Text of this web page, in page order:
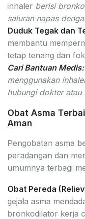
inhaler berisi
saluran napas
Duduk Tegak dan
membantu
tetap tenang dan
Cari Bantuan Medis:
menggunakan
hubungi dokter atau
Obat Asma
Aman
Pengobatan asma
peradangan dan
umumnya terbagi
Obat Pereda
gejala asma
bronkodilator kerja